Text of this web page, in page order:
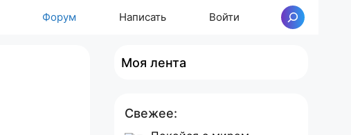
Форум Написать Войти Поиск
Моя лента
Свежее: